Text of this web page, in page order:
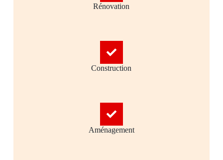
Rénovation
Construction
Aménagement